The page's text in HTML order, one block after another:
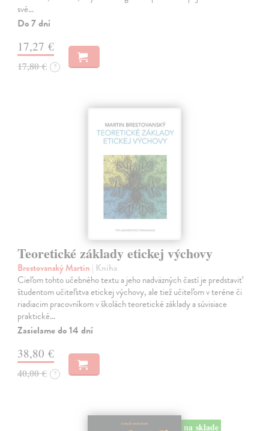
své…
Do 7 dní
17,27 €
17,80 € ?
Teoretické základy etickej výchovy
Brestovanský Martin | Kniha
Cieľom tohto učebného textu a jeho nadväzných častí je predstaviť
študentom učiteľstva etickej výchovy, ale tiež učiteľom v teréne či
riadiacim pracovníkom v školách teoretické základy a súvisiace
praktické…
Zasielame do 14 dní
38,80 €
40,00 € ?
na sklade